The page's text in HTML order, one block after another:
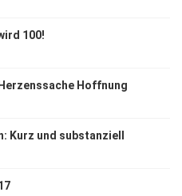
100!
Hoffnung
Kurz und substanziell